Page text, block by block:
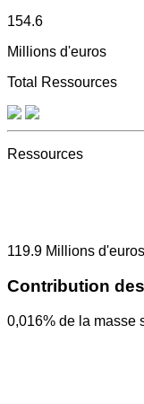
154.6
Millions d'euros
Total Ressources
Ressources
119.9 Millions d'euros
Contribution
0,016% de la masse